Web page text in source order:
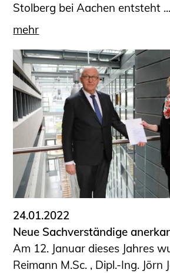
Stolberg bei Aachen entsteht ...
mehr
24.01.2022
Neue Sachverständige
Am 12. Januar dieses Jahres
Reimann M.Sc. , Dipl.-Ing. Jörn